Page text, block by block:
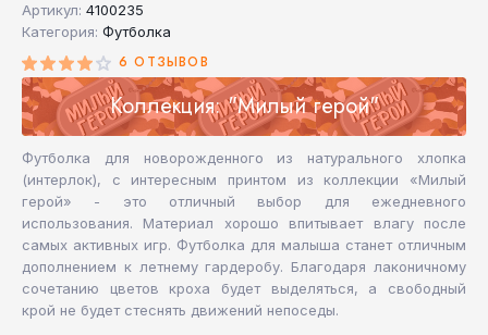
Артикул: 4100235
Категория: Футболка
6 ОТЗЫВОВ
Коллекция: "Милый герой"
Футболка для новорожденного из натурального хлопка
(интерлок), с интересным принтом из коллекции «Милый
герой» - это отличный выбор для ежедневного
использования. Материал хорошо впитывает влагу после
самых активных игр. Футболка для малыша станет отличным
дополнением к летнему гардеробу. Благодаря лаконичному
сочетанию цветов кроха будет выделяться, а свободный
крой не будет стеснять движений непоседы.